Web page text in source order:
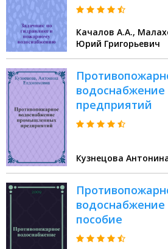
СССР
Качалов А.А., Малахов Б.Н., Абросимов
Юрий Григорьевич
предприятий
Кузнецова
водоснабжение
пособие